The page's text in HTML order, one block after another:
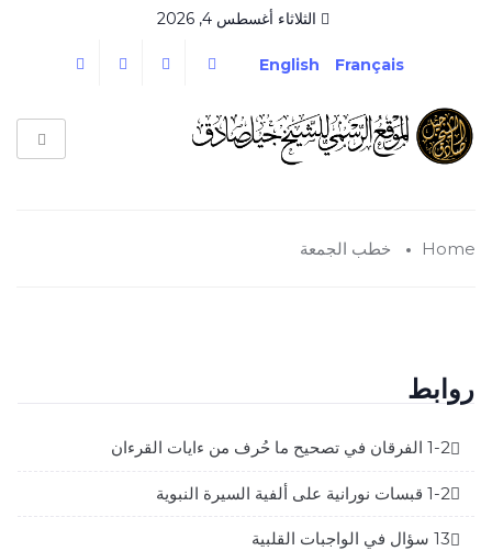
الثلاثاء أغسطس 4, 2026
Français
English
Home خطب الجمعة
روابط
1-2 الفرقان في تصحيح ما حُرف من ءايات القرءان
1-2 قبسات نورانية على ألفية السيرة النبوية
13 سؤال في الواجبات القلبية